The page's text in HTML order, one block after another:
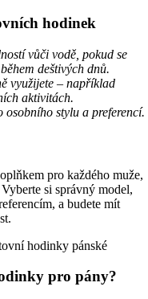
hodinek
vůči vodě, pokud se
deštivých dnů.
využijete – například
aktivitách.
osobního stylu a preferencí.
pro každého muže,
si správný model,
a budete mít
hodinky pánské
pro pány?